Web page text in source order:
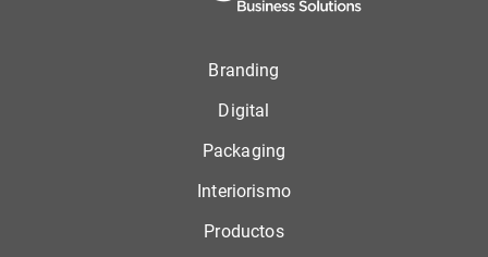
Branding
Digital
Packaging
Interiorismo
Productos